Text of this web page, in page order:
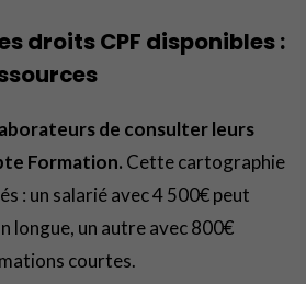
droits CPF disponibles :
de consulter leurs
Formation. Cette cartographie
: un salarié avec 4 500€ peut
longue, un autre avec 800€
courtes.